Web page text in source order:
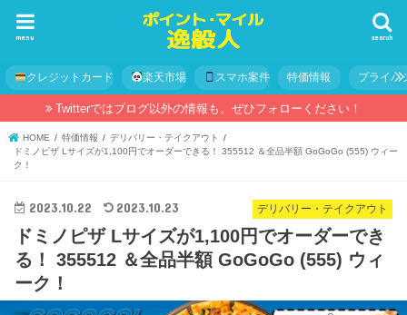
search
menu
クレジットカード 楽天市場 スマホ案件 特価情報 プライバ
Twitterではブログ以外の情報も。ぜひフォローください！
HOME 特価情報
デリバリー・テイクアウト
ドミノピザ Lサイズが1,100円でオーダーできる！ 355512 ＆全品半額 GoGoGo (555) ウィー
ク！
デリバリー・テイクアウト
2023.10.22 2023.10.23
ドミノピザ Lサイズが1,100円でオーダーでき
る！ 355512 ＆全品半額 GoGoGo (555) ウィ
ーク！